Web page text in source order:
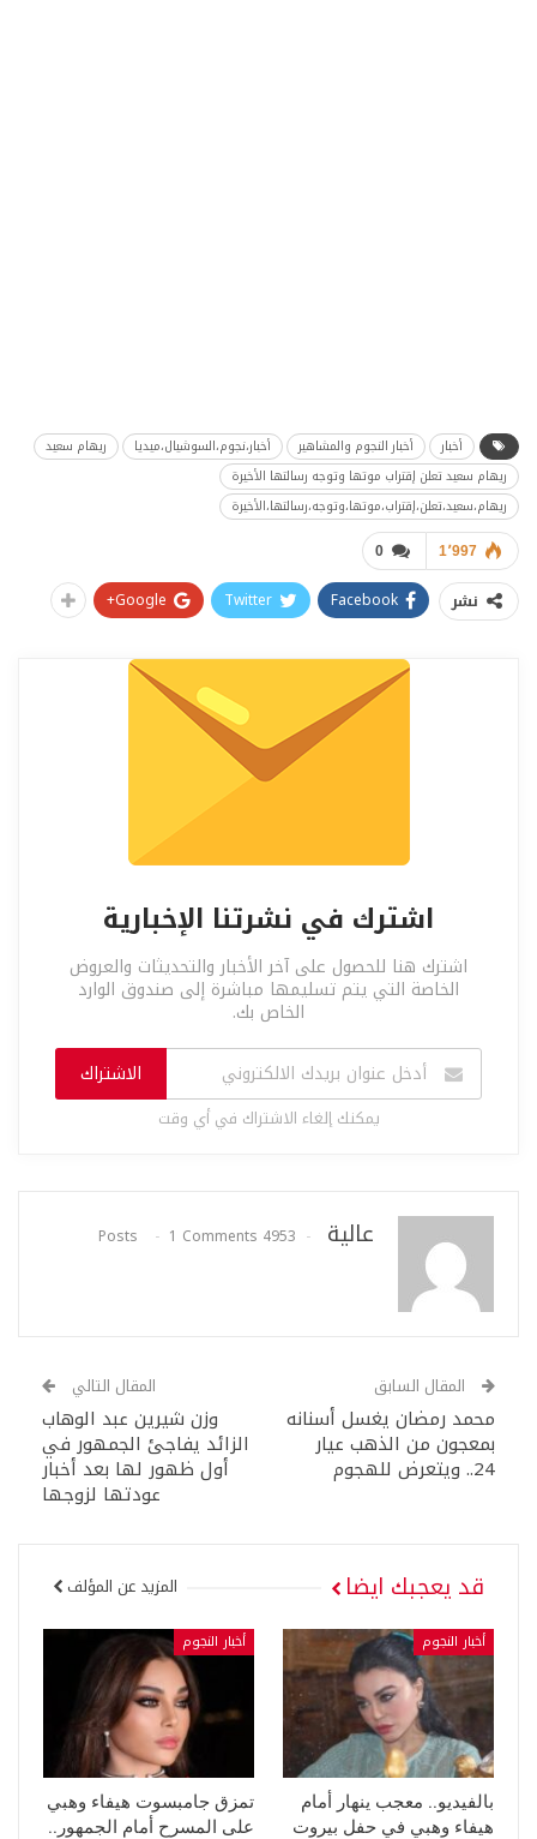
أخبار أخبار النجوم والمشاهير أخبار،نجوم،السوشيال،ميديا
ريهام سعيد
ريهام سعيد تعلن إقتراب موتها وتوجه رسالتها الأخيرة
ريهام،سعيد،تعلن،إقتراب،موتها،وتوجه،رسالتها،الأخيرة
0 1٬997
نشر Facebook
Twitter
Google+
اشترك في نشرتنا الإخبارية
اشترك هنا للحصول على آخر الأخبار والتحديثات والعروض
الخاصة التي يتم تسليمها مباشرة إلى صندوق الوارد
الخاص بك.
الاشتراك
يمكنك إلغاء الاشتراك في أي وقت
عالية 4953 Posts
1 Comments
المقال السابق
محمد رمضان يغسل أسنانه
بمعجون من الذهب عيار
24.. ويتعرض للهجوم
المقال التالي
وزن شيرين عبد الوهاب
الزائد يفاجئ الجمهور في
أول ظهور لها بعد أخبار
عودتها لزوجها
قد يعجبك ايضا المزيد عن المؤلف
أخبار النجوم
بالفيديو.. معجب ينهار أمام
هيفاء وهبي في حفل بيروت
أخبار النجوم
تمزق جامبسوت هيفاء وهبي
على المسرح أمام الجمهور..